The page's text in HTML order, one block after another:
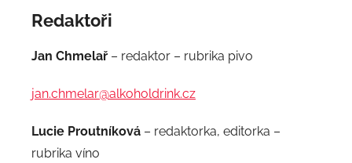
Redaktoři
Jan Chmelař – redaktor – rubrika pivo
jan.chmelar@alkoholdrink.cz
Lucie Proutníková – redaktorka, editorka –
rubrika víno